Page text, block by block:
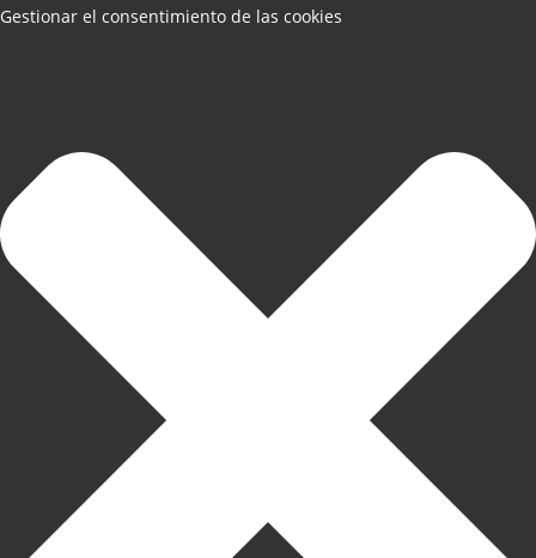
Gestionar el consentimiento de las cookies